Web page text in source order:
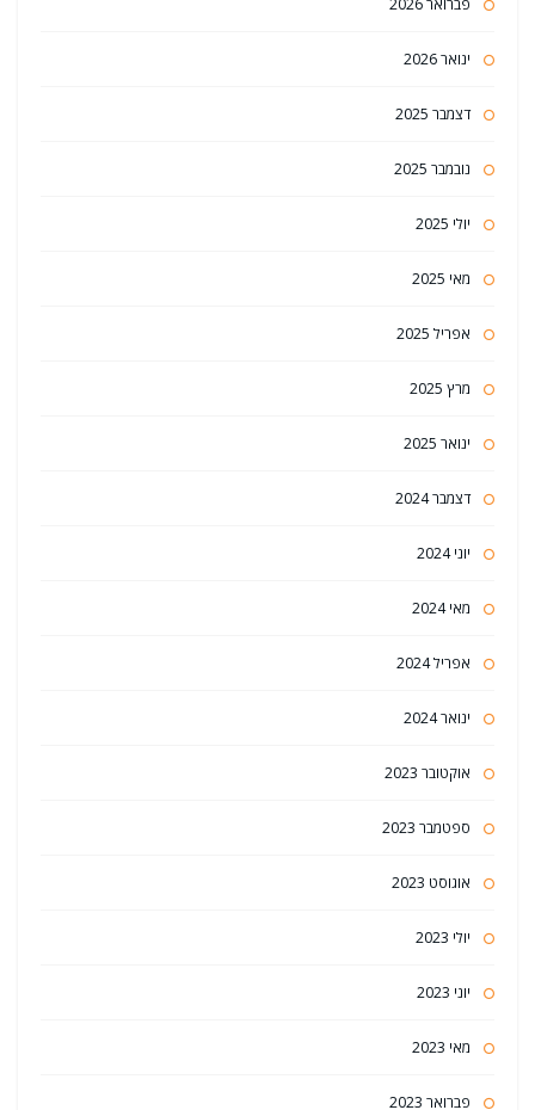
ינואר 2026
דצמבר 2025
נובמבר 2025
יולי 2025
מאי 2025
אפריל 2025
מרץ 2025
ינואר 2025
דצמבר 2024
יוני 2024
מאי 2024
אפריל 2024
ינואר 2024
אוקטובר 2023
ספטמבר 2023
אוגוסט 2023
יולי 2023
יוני 2023
מאי 2023
פברואר 2023